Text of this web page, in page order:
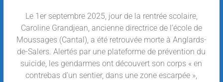
Le 1er septembre 2025, jour de la rentrée scolaire,
Caroline Grandjean, ancienne directrice de l’école de
Moussages (Cantal), a été retrouvée morte à Anglards-
de-Salers. Alertés par une plateforme de prévention du
suicide, les gendarmes ont découvert son corps « en
contrebas d’un sentier, dans une zone escarpée »,